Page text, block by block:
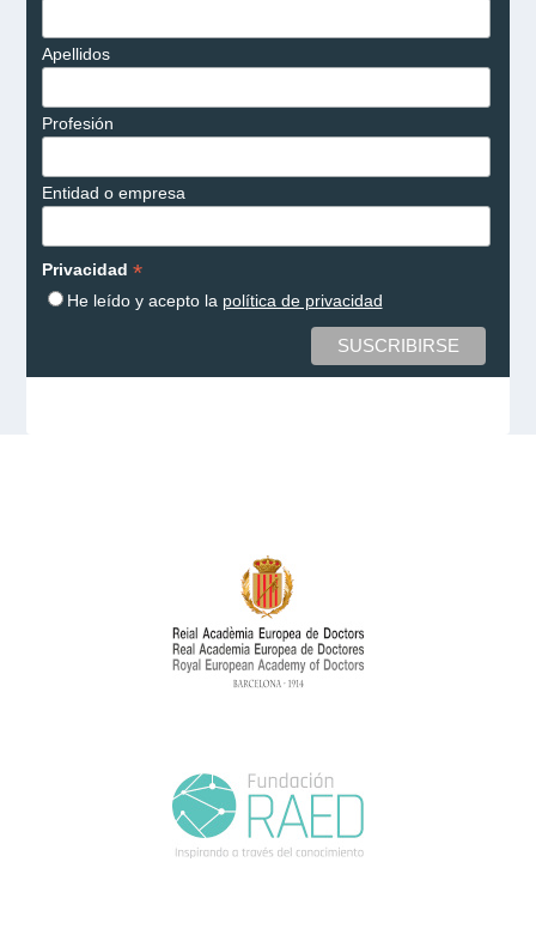
Apellidos
Profesión
Entidad o empresa
Privacidad *
He leído y acepto la política de privacidad